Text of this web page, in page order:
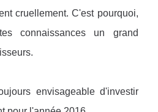
cruellement. C'est pourquoi,
connaissances un grand
envisageable d'investir